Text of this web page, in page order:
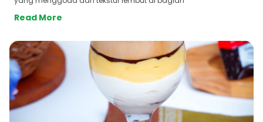
Read More